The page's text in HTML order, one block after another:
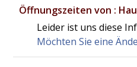
Öffnungszeiten von :
Leider ist uns diese
Möchten Sie eine